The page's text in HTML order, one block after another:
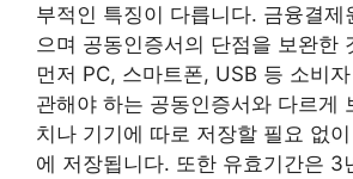
부적인 특징이 다릅니다. 금융결제
으며 공동인증서의 단점을 보완한
먼저 PC, 스마트폰, USB 등 소비
관해야 하는 공동인증서와 다르게
치나 기기에 따로 저장할 필요 없
에 저장됩니다. 또한 유효기간은 3